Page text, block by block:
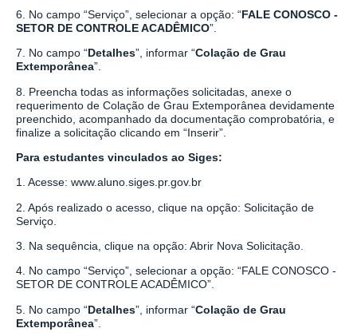
6. No campo “Serviço”, selecionar a opção: “FALE CONOSCO -
SETOR DE CONTROLE ACADÊMICO”.
7. No campo “Detalhes”, informar “Colação de Grau
Extemporânea”.
8. Preencha todas as informações solicitadas, anexe o
requerimento de Colação de Grau Extemporânea devidamente
preenchido, acompanhado da documentação comprobatória, e
finalize a solicitação clicando em “Inserir”.
Para estudantes vinculados ao Siges:
1. Acesse: www.aluno.siges.pr.gov.br
2. Após realizado o acesso, clique na opção: Solicitação de
Serviço.
3. Na sequência, clique na opção: Abrir Nova Solicitação.
4. No campo “Serviço”, selecionar a opção: “FALE CONOSCO -
SETOR DE CONTROLE ACADÊMICO”.
5. No campo “Detalhes”, informar “Colação de Grau
Extemporânea”.